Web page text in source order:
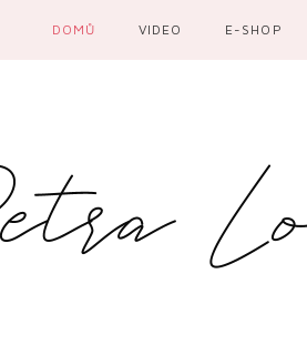
DOMŮ VIDEO E-SHOP